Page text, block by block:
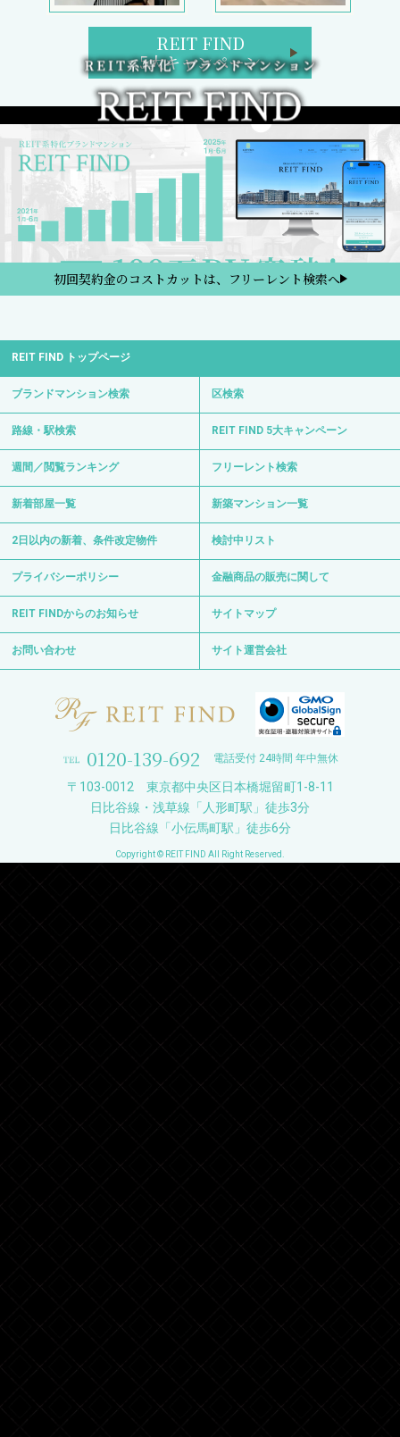
REIT FIND
5大キャンペーン
初回契約金のコストカットは、フリーレント検索へ
REIT FIND トップページ
ブランドマンション検索 区検索
路線・駅検索 REIT FIND 5大キャンペーン
週間／閲覧ランキング フリーレント検索
新着部屋一覧 新築マンション一覧
2日以内の新着、条件改定物件 検討中リスト
プライバシーポリシー 金融商品の販売に関して
REIT FINDからのお知らせ サイトマップ
お問い合わせ サイト運営会社
0120-139-692 電話受付 24時間 年中無休
〒103-0012 東京都中央区日本橋堀留町1-8-11
日比谷線・浅草線「人形町駅」徒歩3分
日比谷線「小伝馬町駅」徒歩6分
Copyright © REIT FIND All Right Reserved.